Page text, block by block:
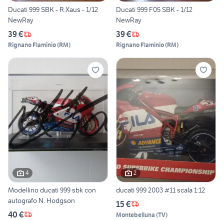
Ducati 999 SBK - R.Xaus - 1/12
NewRay
39 €
Rignano Flaminio(RM)
Ducati 999 F05 SBK - 1/12
NewRay
39 €
Rignano Flaminio(RM)
4
Modellino ducati 999 sbk con
autografo N. Hodgson
40 €
2
ducati 999 2003 #11 scala 1:12
15 €
Montebelluna (TV)